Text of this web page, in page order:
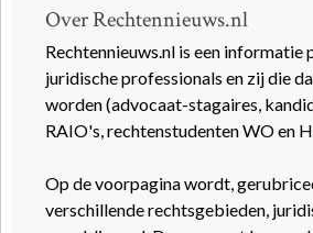
Over Rechtennieuws.nl
Rechtennieuws.nl is een
juridische professionals en zij die
worden (advocaat-stagaires,
RAIO's, rechtenstudenten WO en
Op de voorpagina wordt,
verschillende rechtsgebieden,